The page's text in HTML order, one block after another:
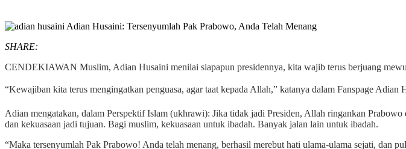
SHARE:
CENDEKIAWAN Muslim, Adian Husaini menilai siapapun presidennya, kita wajib terus berjuang
“Kewajiban kita terus mengingatkan penguasa, agar taat kepada Allah,” katanya dalam Fanspage Adian
Adian mengatakan, dalam Perspektif Islam (ukhrawi): Jika tidak jadi Presiden, Allah ringankan
dan kekuasaan jadi tujuan. Bagi muslim, kekuasaan untuk ibadah. Banyak jalan lain untuk ibadah.
“Maka tersenyumlah Pak Prabowo! Anda telah menang, berhasil merebut hati ulama-ulama sejati, dan